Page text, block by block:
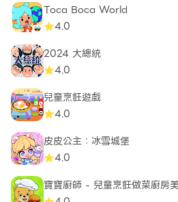
Toca Boca World
4.0
2024 大總統
4.0
兒童烹飪遊戲
4.0
皮皮公主：冰雪城堡
4.0
寶寶廚師 - 兒童烹飪做菜廚房